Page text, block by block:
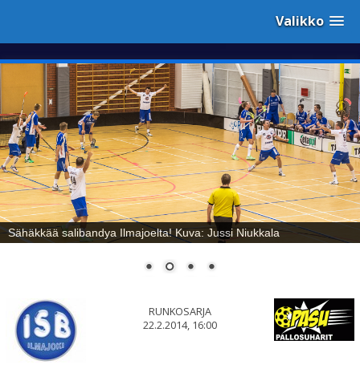
Valikko
Sähäkkää salibandya Ilmajoelta! Kuva: Jussi Niukkala
RUNKOSARJA
22.2.2014, 16:00